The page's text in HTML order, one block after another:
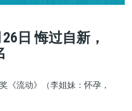
日 悔过自新，
《流动》（李姐妹：怀孕，